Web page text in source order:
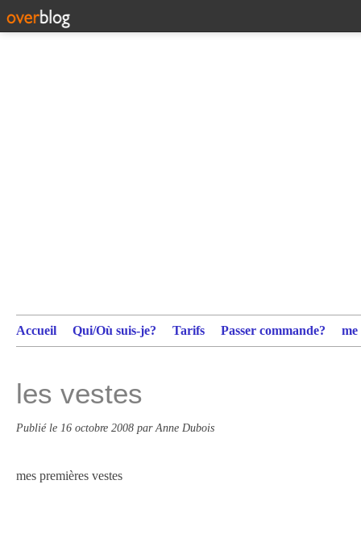
Accueil Qui/Où suis-je? Tarifs Passer commande?
les vestes
Publié le 16 octobre 2008 par Anne Dubois
mes premières vestes